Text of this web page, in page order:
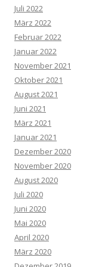
Juli 2022
März 2022
Februar 2022
Januar 2022
November 2021
Oktober 2021
August 2021
Juni 2021
März 2021
Januar 2021
Dezember 2020
November 2020
August 2020
Juli 2020
Juni 2020
Mai 2020
April 2020
März 2020